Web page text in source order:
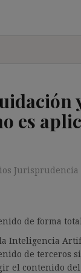
es
Jurisprudencia
de forma
Inteligencia
de terceros
el contenido